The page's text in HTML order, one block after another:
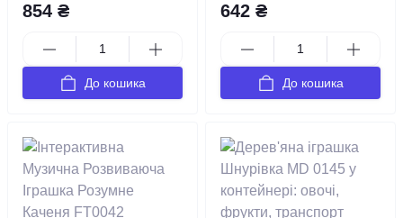
854 ₴
До кошика
642 ₴
До кошика